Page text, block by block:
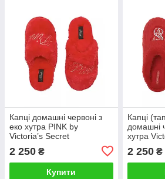
Капці домашні червоні з
еко хутра PINK by
Victoria’s Secret
2 250 ₴
Купити
Капці
домашні
хутра
2 250₴